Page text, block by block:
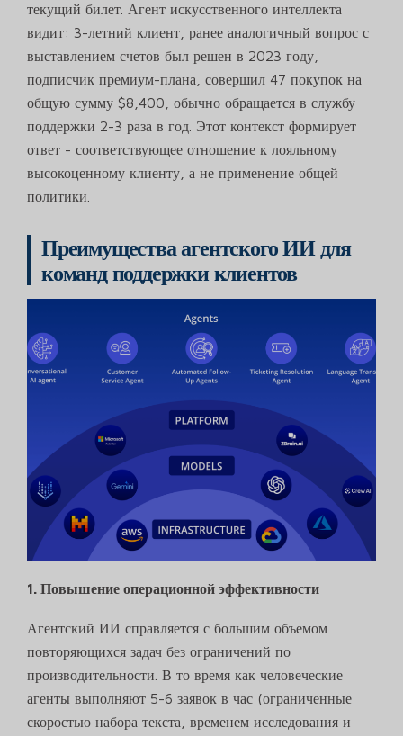
текущий билет. Агент искусственного интеллекта
видит: 3-летний клиент, ранее аналогичный вопрос с
выставлением счетов был решен в 2023 году,
подписчик премиум-плана, совершил 47 покупок на
общую сумму $8,400, обычно обращается в службу
поддержки 2-3 раза в год. Этот контекст формирует
ответ - соответствующее отношение к лояльному
высокоценному клиенту, а не применение общей
политики.
Преимущества агентского ИИ для
команд поддержки клиентов
1. Повышение операционной эффективности
Агентский ИИ справляется с большим объемом
повторяющихся задач без ограничений по
производительности. В то время как человеческие
агенты выполняют 5-6 заявок в час (ограниченные
скоростью набора текста, временем исследования и